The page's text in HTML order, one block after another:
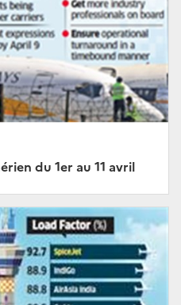
du 1er au 11 avril